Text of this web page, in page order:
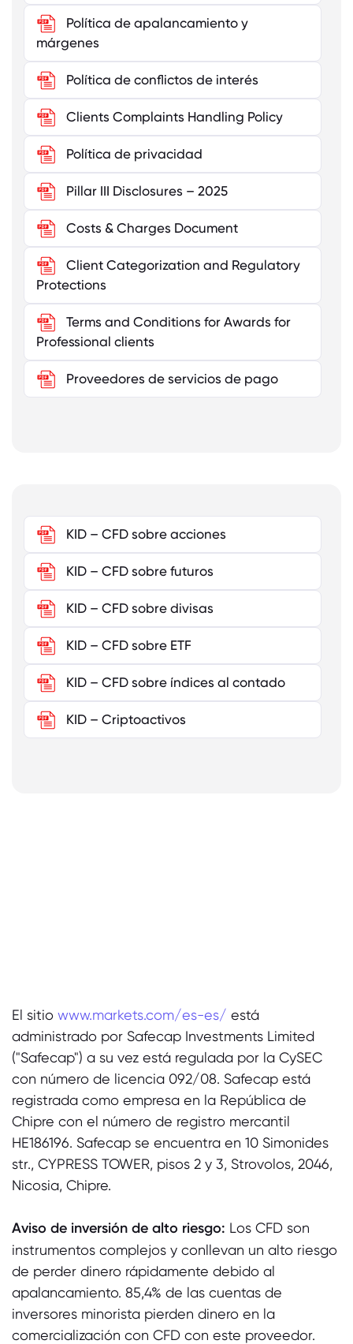
Política de apalancamiento y
márgenes
Política de conflictos de interés
Clients Complaints Handling Policy
Política de privacidad
Pillar III Disclosures – 2025
Costs & Charges Document
Client Categorization and Regulatory
Protections
Terms and Conditions for Awards for
Professional clients
Proveedores de servicios de pago
KID – CFD sobre acciones
KID – CFD sobre futuros
KID – CFD sobre divisas
KID – CFD sobre ETF
KID – CFD sobre índices al contado
KID – Criptoactivos
El sitio www.markets.com/es-es/ está
administrado por Safecap Investments Limited
("Safecap") a su vez está regulada por la CySEC
con número de licencia 092/08. Safecap está
registrada como empresa en la República de
Chipre con el número de registro mercantil
HE186196. Safecap se encuentra en 10 Simonides
str., CYPRESS TOWER, pisos 2 y 3, Strovolos, 2046,
Nicosia, Chipre.
Aviso de inversión de alto riesgo: Los CFD son
instrumentos complejos y conllevan un alto riesgo
de perder dinero rápidamente debido al
apalancamiento. 85,4% de las cuentas de
inversores minorista pierden dinero en la
comercialización con CFD con este proveedor.